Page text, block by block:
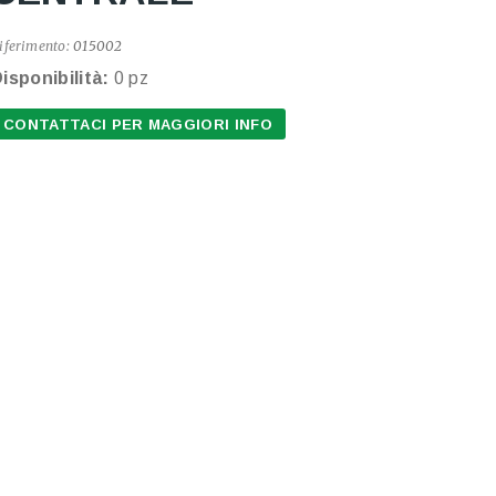
015002
0 pz
CONTATTACI PER MAGGIORI INFO